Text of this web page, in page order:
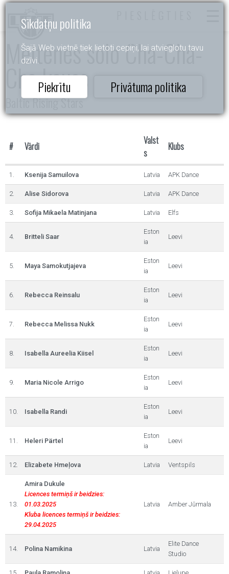
Sīkdatņu politika
Šajā Web vietnē tiek lietoti cepiņi, lai atvieglotu tavu
dzīvi.
Piekrītu Privātuma politika
Meitenes solo Cha-Cha-
Cha kauss
Baltic Rising Stars
# Vārdi
Valst
s
Klubs
1. Ksenija Samuilova Latvia APK Dance
2. Alise Sidorova Latvia APK Dance
3. Sofija Mikaela Matinjana Latvia Elfs
4. Britteli Saar
Eston
ia
Leevi
5. Maya Samokutjajeva
Eston
ia
Leevi
6. Rebecca Reinsalu
Eston
ia
Leevi
7. Rebecca Melissa Nukk
Eston
ia
Leevi
8. Isabella Aureelia Kiisel
Eston
ia
Leevi
9. Maria Nicole Arrigo
Eston
ia
Leevi
10. Isabella Randi
Eston
ia
Leevi
11. Heleri Pärtel
Eston
ia
Leevi
12. Elizabete Hmeļova Latvia Ventspils
13.
Amira Dukule
Licences termiņš ir beidzies:
01.03.2025
Kluba licences termiņš ir beidzies:
29.04.2025
Latvia Amber Jūrmala
14. Polina Namikina Latvia
Elite Dance
Studio